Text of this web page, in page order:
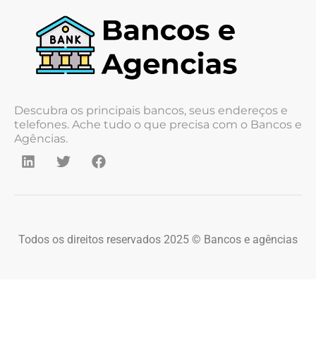
Descubra os principais bancos, seus endereços e
telefones. Ache tudo o que precisa com o Bancos e
Agências.
Todos os direitos reservados 2025 © Bancos e agências